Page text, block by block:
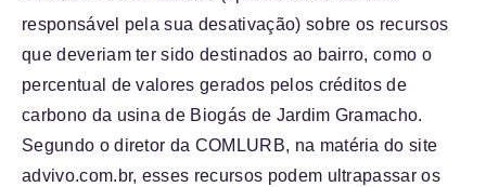
responsável pela sua desativação) sobre os recursos
que deveriam ter sido destinados ao bairro, como o
percentual de valores gerados pelos créditos de
carbono da usina de Biogás de Jardim Gramacho.
Segundo o diretor da COMLURB, na matéria do site
advivo.com.br, esses recursos podem ultrapassar os